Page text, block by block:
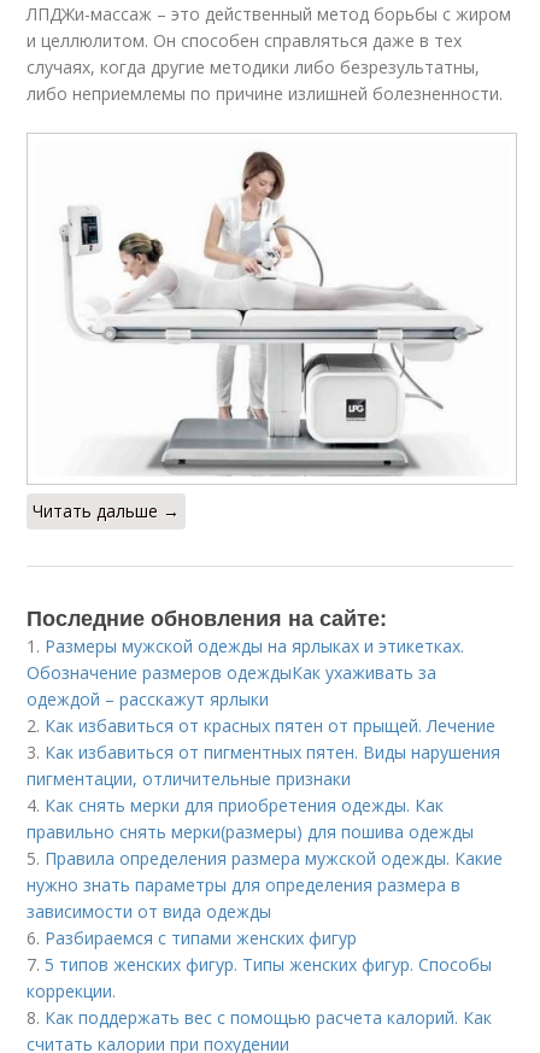
ЛПДЖи-массаж – это действенный метод борьбы с жиром
и целлюлитом. Он способен справляться даже в тех
случаях, когда другие методики либо безрезультатны,
либо неприемлемы по причине излишней болезненности.
Читать дальше →
Последние обновления на сайте:
1. Размеры мужской одежды на ярлыках и этикетках.
Обозначение размеров одеждыКак ухаживать за
одеждой – расскажут ярлыки
2. Как избавиться от красных пятен от прыщей. Лечение
3. Как избавиться от пигментных пятен. Виды нарушения
пигментации, отличительные признаки
4. Как снять мерки для приобретения одежды. Как
правильно снять мерки(размеры) для пошива одежды
5. Правила определения размера мужской одежды. Какие
нужно знать параметры для определения размера в
зависимости от вида одежды
6. Разбираемся с типами женских фигур
7. 5 типов женских фигур. Типы женских фигур. Способы
коррекции.
8. Как поддержать вес с помощью расчета калорий. Как
считать калории при похудении